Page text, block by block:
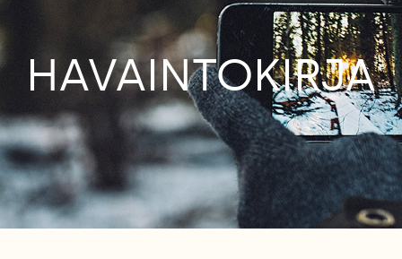
HAVAINTOKIRJA